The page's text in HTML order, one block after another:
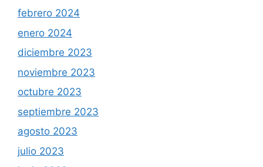
febrero 2024
enero 2024
diciembre 2023
noviembre 2023
octubre 2023
septiembre 2023
agosto 2023
julio 2023